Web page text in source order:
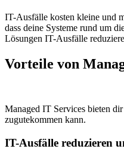
IT-Ausfälle kosten kleine und
dass deine Systeme rund um
Lösungen IT-Ausfälle
Vorteile von
Managed IT Services bieten
zugutekommen kann.
IT-Ausfälle reduzieren